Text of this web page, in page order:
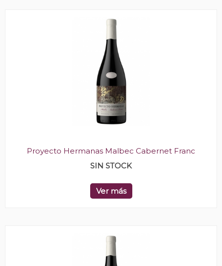
Proyecto Hermanas Malbec Cabernet Franc
SIN STOCK
Ver más